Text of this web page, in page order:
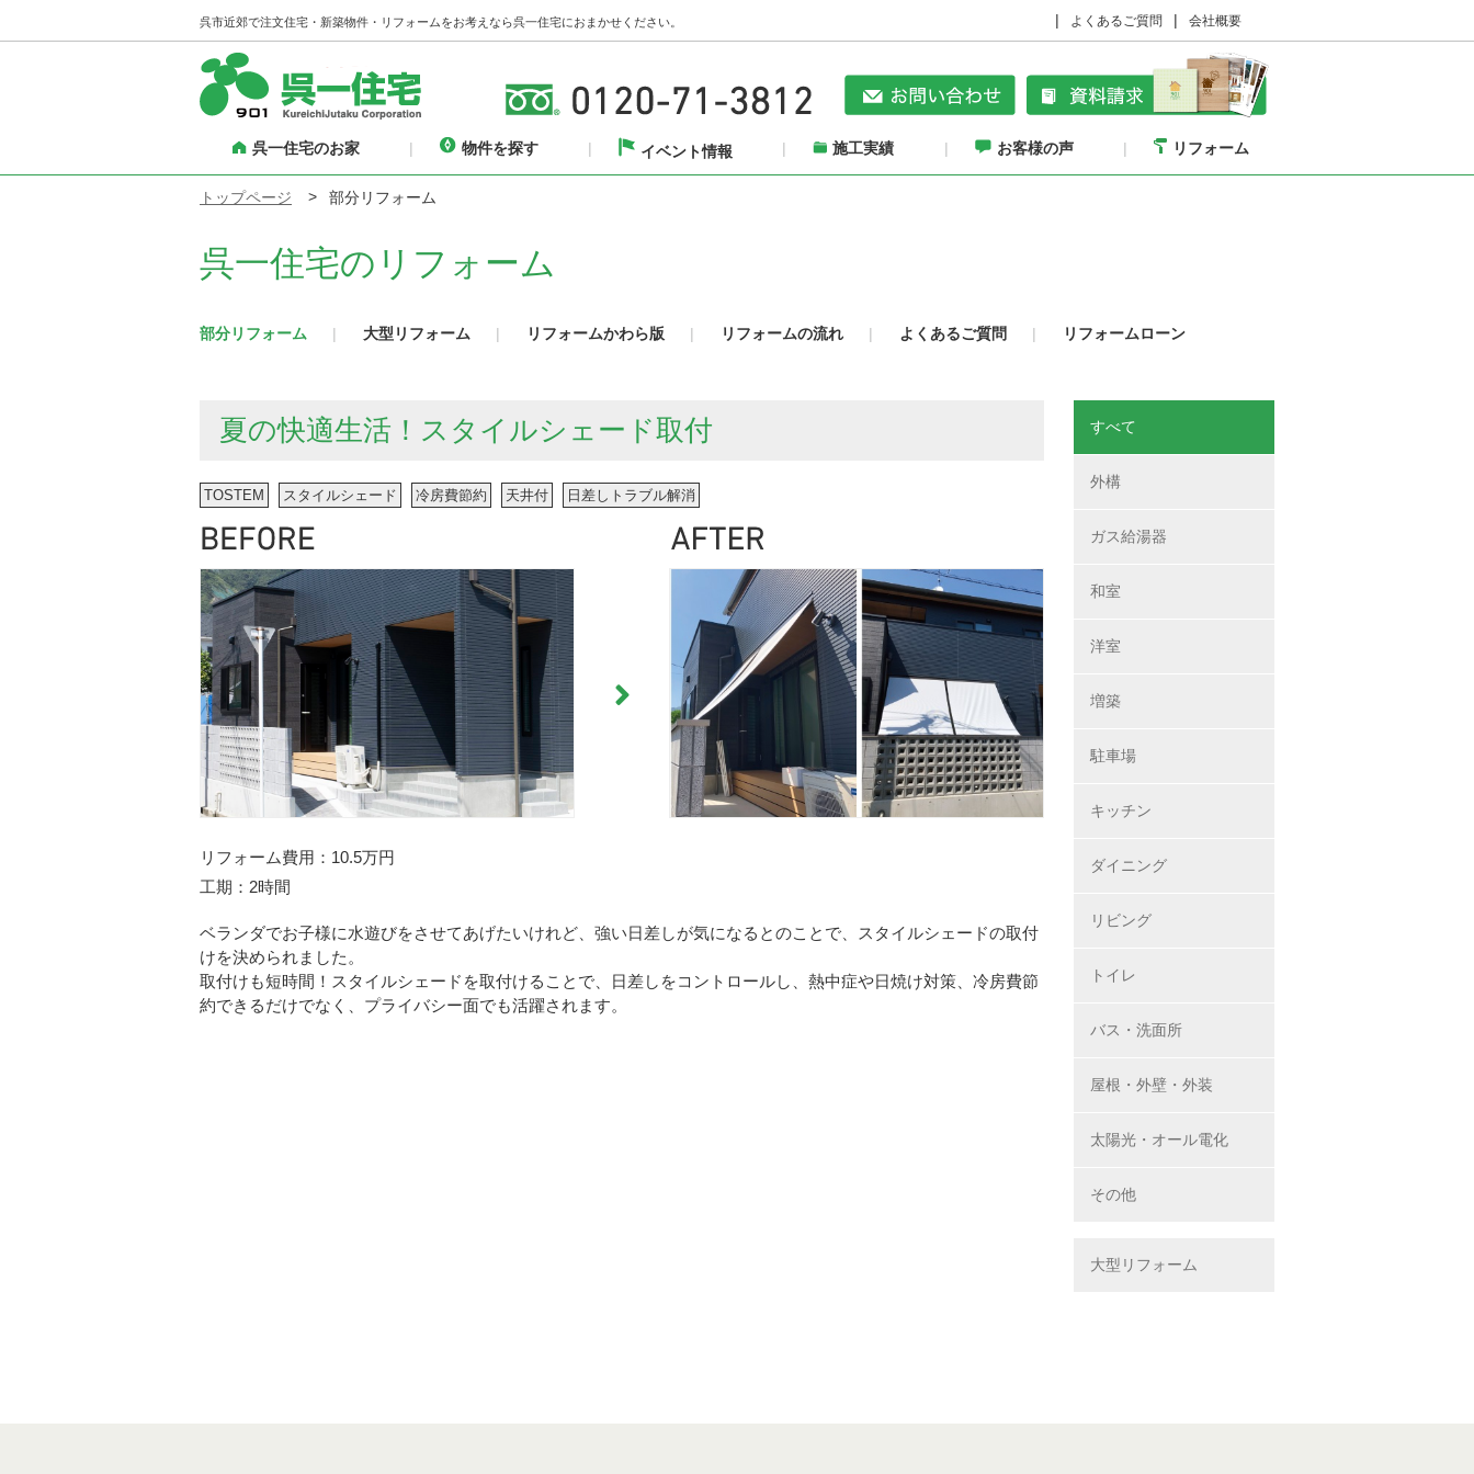
呉市近郊で注文住宅・新築物件・リフォームをお考えなら呉一住宅におまかせください。 よくあるご質問 会社概要
呉一住宅のお家 物件を探す イベント情報 施工実績 お客様の声 リフォーム
トップページ 部分リフォーム
呉一住宅のリフォーム
部分リフォーム 大型リフォーム リフォームかわら版 リフォームの流れ よくあるご質問 リフォームローン
夏の快適生活！スタイルシェード取付
TOSTEM スタイルシェード 冷房費節約 天井付 日差しトラブル解消
リフォーム費用
10.5万円
工期
2時間
ベランダでお子様に水遊びをさせてあげたいけれど、強い日差しが気になるとのことで、スタイルシェードの取付
けを決められました。
取付けも短時間！スタイルシェードを取付けることで、日差しをコントロールし、熱中症や日焼け対策、冷房費節
約できるだけでなく、プライバシー面でも活躍されます。
すべて
外構
ガス給湯器
和室
洋室
増築
駐車場
キッチン
ダイニング
リビング
トイレ
バス・洗面所
屋根・外壁・外装
太陽光・オール電化
その他
大型リフォーム